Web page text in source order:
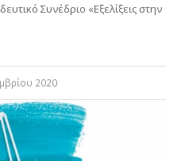
Συνέδριο «Εξελίξεις στην
2020